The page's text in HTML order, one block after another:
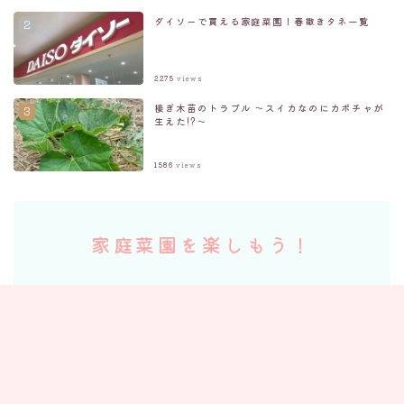
ダイソーで買える家庭菜園！春撒きタネ一覧
2275 views
接ぎ木苗のトラブル ～スイカなのにカボチャが
生えた!?～
1586 views
家庭菜園を楽しもう！